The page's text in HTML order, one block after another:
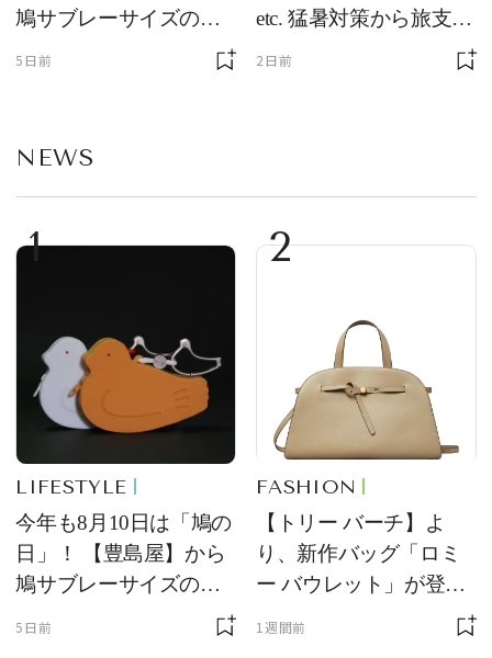
鳩サブレーサイズのポ
ーチ「はとっこ」を限
5日前
etc. 猛暑対策から旅支度
まで！ ｜今週の人気記
2日前
NEWS
1
LIFESTYLE
今年も8月10日は「鳩の
日」！ 【豊島屋】から
鳩サブレーサイズのポ
ーチ「はとっこ」を限
5日前
2
FASHION
【トリー バーチ】よ
り、新作バッグ「ロミ
ー バウレット」が登
場！ デザイン性と収納
1週間前